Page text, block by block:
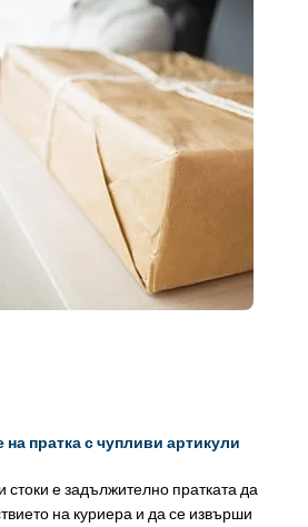
пратка с чупливи артикули
стоки е задължително пратката да
на куриера и да се извърши